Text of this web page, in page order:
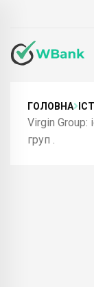
ГОЛОВНА
Virgin Group:
груп .